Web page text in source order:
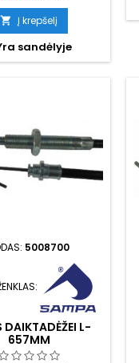
kaina
 Į krepšelį
sandėlyje
5008700
DAIKTADĖŽEI L-
657MM